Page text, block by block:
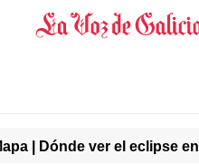
| Dónde ver el eclipse